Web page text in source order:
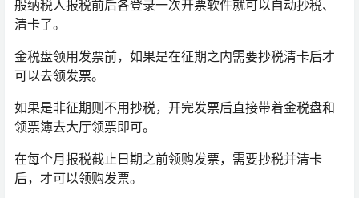
般纳税人报税前后各登录一次开票软件就可以自动抄税、
清卡了。
金税盘领用发票前，如果是在征期之内需要抄税清卡后才
可以去领发票。
如果是非征期则不用抄税，开完发票后直接带着金税盘和
领票簿去大厅领票即可。
在每个月报税截止日期之前领购发票，需要抄税并清卡
后，才可以领购发票。